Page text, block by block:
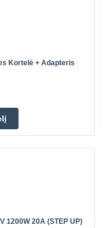
Kortelė + Adapteris
1200W 20A (STEP UP)